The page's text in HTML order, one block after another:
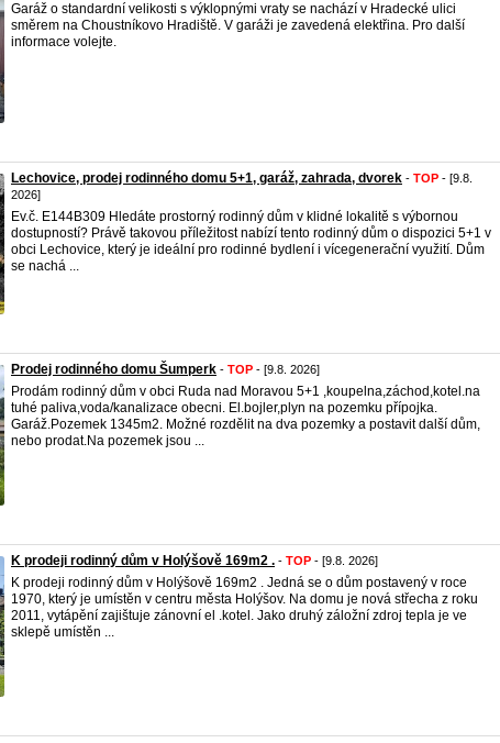
Garáž o standardní velikosti s výklopnými vraty se nachází v Hradecké ulici
směrem na Choustníkovo Hradiště. V garáži je zavedená elektřina. Pro další
informace volejte.
Lechovice, prodej rodinného domu 5+1, garáž, zahrada, dvorek - TOP - [9.8.
2026]
Ev.č. E144B309 Hledáte prostorný rodinný dům v klidné lokalitě s výbornou
dostupností? Právě takovou příležitost nabízí tento rodinný dům o dispozici 5+1 v
obci Lechovice, který je ideální pro rodinné bydlení i vícegenerační využití. Dům
se nachá ...
Prodej rodinného domu Šumperk - TOP - [9.8. 2026]
Prodám rodinný dům v obci Ruda nad Moravou 5+1 ,koupelna,záchod,kotel.na
tuhé paliva,voda/kanalizace obecni. El.bojler,plyn na pozemku přípojka.
Garáž.Pozemek 1345m2. Možné rozdělit na dva pozemky a postavit další dům,
nebo prodat.Na pozemek jsou ...
K prodeji rodinný dům v Holýšově 169m2 . - TOP - [9.8. 2026]
K prodeji rodinný dům v Holýšově 169m2 . Jedná se o dům postavený v roce
1970, který je umístěn v centru města Holýšov. Na domu je nová střecha z roku
2011, vytápění zajištuje zánovní el .kotel. Jako druhý záložní zdroj tepla je ve
sklepě umístěn ...